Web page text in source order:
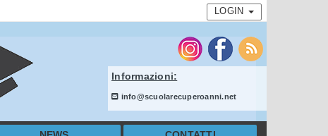
LOGIN
Informazioni:
info@scuolarecuperoanni.net